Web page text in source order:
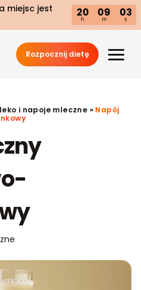
miejsc jest
20
h
09
m
02
s
Rozpocznij dietę
i napoje mleczne » Napój